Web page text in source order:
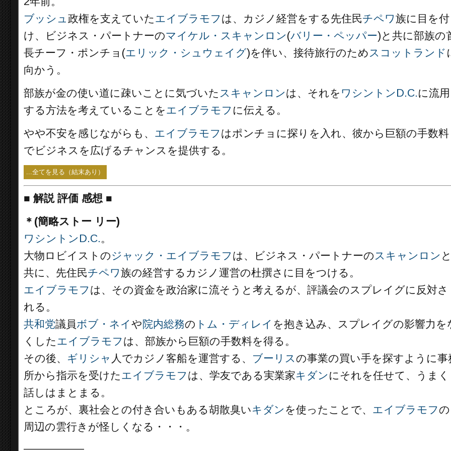
ブッシュ 政権を支えていたエイブラモフは、カジノ経営をする先住民チペワ族に目を付
け、ビジネス・パートナーのマイケル・スキャンロン(バリー・ペッパー)と共に部族の
長チーフ・ポンチョ(エリック・シュウェイグ)を伴い、接待旅行のため スコットランド
向かう。
部族が金の使い道に疎いことに気づいた スキャンロンは、それを ワシントンD.C.に流用
する方法を考えていることをエイブラモフ に伝える。
やや不安を感じながらも、 エイブラモフはポンチョに探りを入れ、彼から巨額の手数料
でビジネスを広げるチャンスを提供する。
...全てを見る（結末あり）
■ 解説 評価 感想 ■
＊(簡略ストー リー)
ワシントンD.C.。
大物ロビイストのジャック・エイブラモフは、ビジネス・パートナーのスキャンロン
共に、先住民チペワ族の経営するカジノ運営の杜撰さに目をつける。
エイブラモフは、その資金を政治家に流そうと考えるが、評議会のスプレイグに反対さ
れる。
共和党議員ボブ・ネイや院内総務の トム・ディレイ を抱き込み、スプレイグの影響力を
くしたエイブラモフは、部族から巨額の手数料を得る。
その後、 ギリシャ 人でカジノ客船を運営する、 ブーリスの事業の買い手を探すように事
所から指示を受けたエイブラモフは、学友である実業家キダン にそれを任せて、うまく
話しはまとまる。
ところが、裏社会との付き合いもある胡散臭いキダン を使ったことで、 エイブラモフの
周辺の雲行きが怪しくなる・・・。